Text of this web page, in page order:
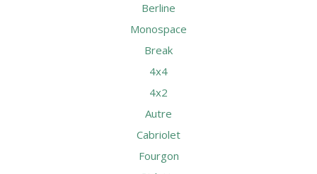
Berline
Monospace
Break
4x4
4x2
Autre
Cabriolet
Fourgon